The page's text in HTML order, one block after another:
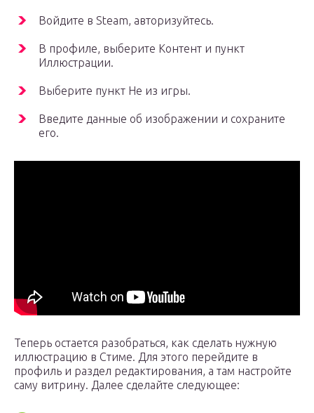
Войдите в Steam, авторизуйтесь.
В профиле, выберите Контент и пункт
Иллюстрации.
Выберите пункт Не из игры.
Введите данные об изображении и сохраните
его.
Теперь остается разобраться, как сделать нужную
иллюстрацию в Стиме. Для этого перейдите в
профиль и раздел редактирования, а там настройте
саму витрину. Далее сделайте следующее: